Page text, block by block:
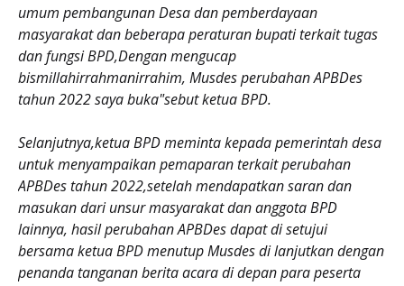
umum pembangunan Desa dan pemberdayaan
masyarakat dan beberapa peraturan bupati terkait tugas
dan fungsi BPD,Dengan mengucap
bismillahirrahmanirrahim, Musdes perubahan APBDes
tahun 2022 saya buka"sebut ketua BPD.
Selanjutnya,ketua BPD meminta kepada pemerintah desa
untuk menyampaikan pemaparan terkait perubahan
APBDes tahun 2022,setelah mendapatkan saran dan
masukan dari unsur masyarakat dan anggota BPD
lainnya, hasil perubahan APBDes dapat di setujui
bersama ketua BPD menutup Musdes di lanjutkan dengan
penanda tanganan berita acara di depan para peserta